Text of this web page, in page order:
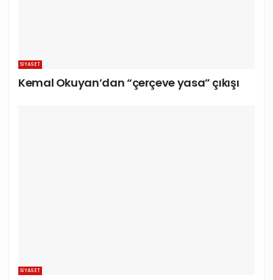
SIYASET
Kemal Okuyan’dan “çerçeve yasa” çıkışı
SIYASET